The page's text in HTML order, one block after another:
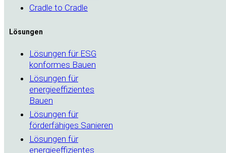
Cradle to Cradle
Lösungen
Lösungen für ESG
konformes Bauen
Lösungen für
energieeffizientes
Bauen
Lösungen für
förderfähiges Sanieren
Lösungen für
energieeffizientes